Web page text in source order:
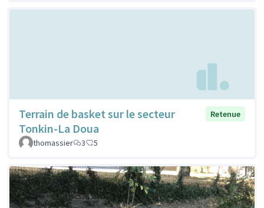
Terrain de basket sur le secteur
Tonkin-La Doua
Retenue
thomassier 3 5